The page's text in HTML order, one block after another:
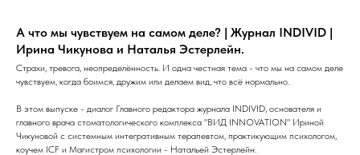
А что мы чувствуем на самом деле? | Журнал INDIVID |
Ирина Чикунова и Наталья Эстерлейн.
Страхи, тревога, неопределённость. И одна честная тема - что мы на самом деле
чувствуем, когда боимся, дружим или делаем вид, что всё нормально.
В этом выпуске - диалог Главного редактора журнала INDIVID, основателя и
главного врача стоматологического комплекса "ВИД INNOVATION" Ириной
Чикуновой с системным интегративным терапевтом, практикующим психологом,
коучем ICF и Магистром психологии - Натальей Эстерлейн.